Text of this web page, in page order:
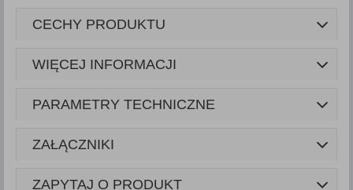
CECHY PRODUKTU
WIĘCEJ INFORMACJI
PARAMETRY TECHNICZNE
ZAŁĄCZNIKI
ZAPYTAJ O PRODUKT